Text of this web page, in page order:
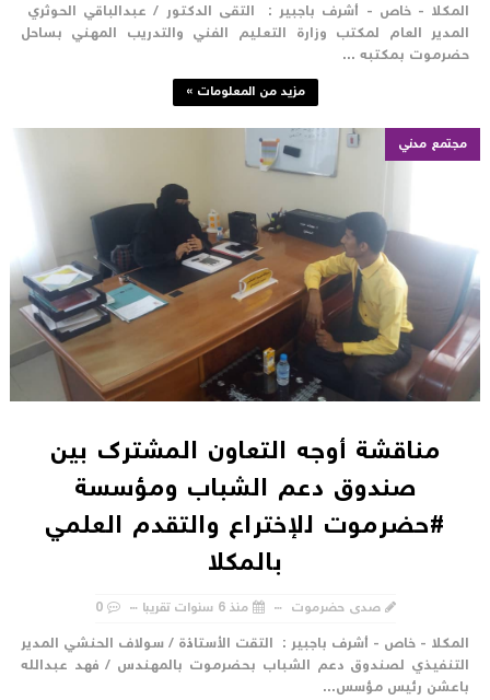
- خاص - أشرف باجبير : التقى الدكتور / عبدالباقي الحوثري
العام لمكتب وزارة التعليم الفني والتدريب المهني بساحل
بمكتبه ...
مزيد من المعلومات »
مجتمع مدني
مناقشة أوجه التعاون المشترك بين
صندوق دعم الشباب ومؤسسة
#حضرموت للإختراع والتقدم العلمي
بالمكلا
صدى حضرموت منذ 6 سنوات تقريبا 0
- خاص - أشرف باجبير : التقت الأستاذة / سولاف الحنشي المدير
لصندوق دعم الشباب بحضرموت بالمهندس / فهد عبدالله
رئيس مؤسس...